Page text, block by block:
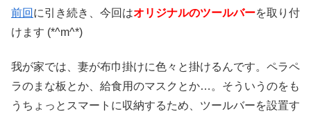
前回 に引き続き、今回はオリジナルのツールバーを取り付
けます (*^m^*)
我が家では、妻が布巾掛けに色々と掛けるんです。ペラペ
ラのまな板とか、給食用のマスクとか…。そういうのをも
うちょっとスマートに収納するため、ツールバーを設置す